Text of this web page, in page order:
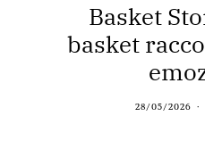
Basket
basket
28/05/2026